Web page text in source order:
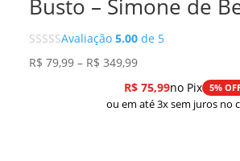
Busto – Simone de
Avaliação5.00 de 5
R$ 79,99 – R$ 349,99Faixa
de
preço:
R$75,99no Pix 5%
ou em até 3x sem juros no